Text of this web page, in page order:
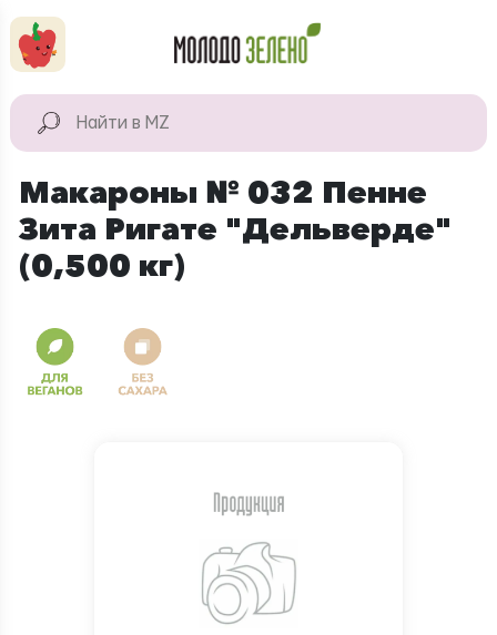
КАТАЛОГ
продукты
Для дома
Натуральная
Макароны № 032 Пенне
Зита Ригате "Дельверде"
(0,500 кг)